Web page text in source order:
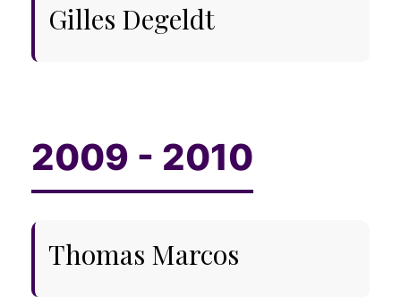
Gilles Degeldt
Thomas Marcos